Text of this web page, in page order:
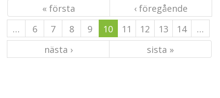
« första
‹ föregående
…
6 7 8 9 10 11 12 13 14
…
nästa ›
sista »